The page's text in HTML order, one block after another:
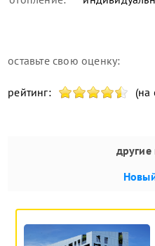
оставьте свою оценку:
рейтинг: (на